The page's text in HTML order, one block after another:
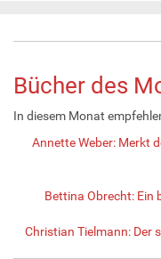
Bücher des
In diesem Monat
Annette Weber: Merkt
Bettina Obrecht: Ein
Christian Tielmann: Der